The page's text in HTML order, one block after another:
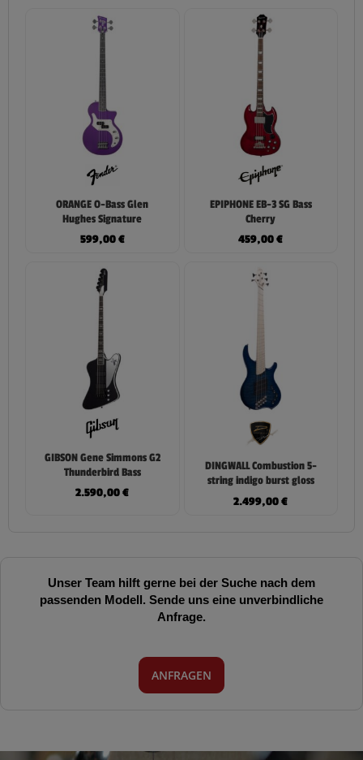
ORANGE O-Bass Glen
Hughes Signature
599,00€
EPIPHONE EB-3 SG Bass
Cherry
459,00€
GIBSON Gene Simmons G2
Thunderbird Bass
2.590,00€
DINGWALL Combustion 5-
string indigo burst gloss
2.499,00€
Unser Team hilft gerne bei der Suche nach dem
passenden Modell. Sende uns eine unverbindliche
Anfrage.
ANFRAGEN